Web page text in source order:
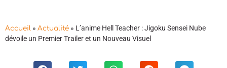
Accueil » Actualité » L’anime Hell Teacher : Jigoku Sensei Nube
dévoile un Premier Trailer et un Nouveau Visuel